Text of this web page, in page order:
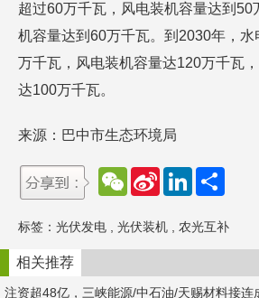
超过60万千瓦，风电装机容量达到50
机容量达到60万千瓦。到2030年，
万千瓦，风电装机容量达120万千瓦
达100万千瓦。
来源：巴中市生态环境局
W
e
a
t
S
W
e
b
o
L
k
e
d
n
标签： 光伏发电 光伏装机 农光互补
相关推荐
注资超48亿，三峡能源/中石油/天赐材料接连